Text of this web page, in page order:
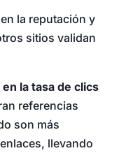
la reputación y
sitios validan
la tasa de clics
referencias
son más
llevando